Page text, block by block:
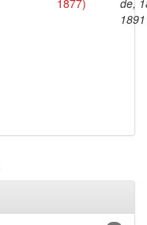
1877)
de,
1891